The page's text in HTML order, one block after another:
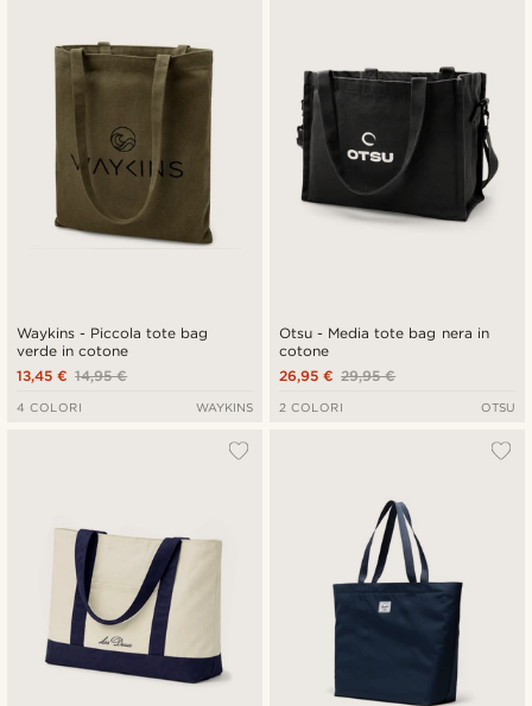
Waykins - Piccola tote bag
verde in cotone
14,95 €
13,45 €
4 COLORI WAYKINS
Otsu - Media tote bag nera in
cotone
29,95 €
26,95 €
2 COLORI OTSU